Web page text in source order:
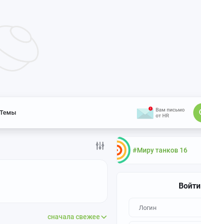
Темы
#Миру танков 16
Войти
сначала свежее